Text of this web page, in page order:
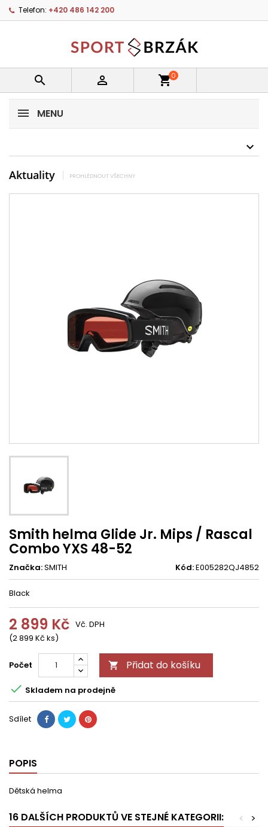
Telefon: +420 486 142 200
  shopping_cart0
MENU
Aktuality PROHLÉDNOUT VŠECHNY
Smith helma Glide Jr. Mips / Rascal
Combo YXS 48-52
Značka:SMITH Kód:E005282QJ4852
Black
2 899 Kč
(2 899 Kč ks)
Vč. DPH
Počet  Přidat do košíku
 Skladem na prodejně
Sdílet
POPIS
Dětská helma
16 DALŠÍCH PRODUKTŮ VE STEJNÉ KATEGORII: >
<